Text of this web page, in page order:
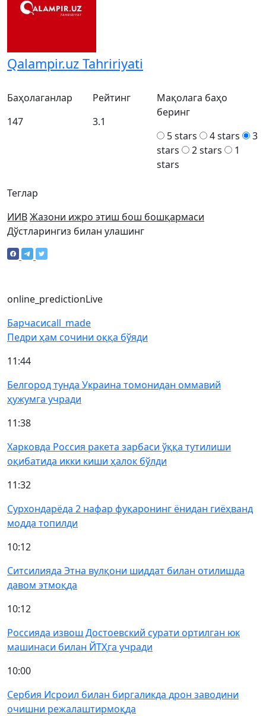
Qalampir.uz Tahririyati
Теглар
ИИВЖазони ижро этиш бош бошқармаси
Баҳолаганлар
147
Рейтинг
3.1
Мақолага баҳо
беринг
5 stars
4 stars
3
stars
2 stars
1
stars
Дўстларингиз билан улашинг
online_predictionLive
Барчасиcall_made
Педри ҳам сочини оққа бўяди
11:44
Белгород тунда Украина томонидан оммавий
ҳужумга учради
11:38
Харковда Россия ракета зарбаси ўққа тутилиши
оқибатида икки киши ҳалок бўлди
11:32
Сурхондарёда 2 нафар фуқаронинг ёнидан гиёҳванд
модда топилди
10:12
Ситсилияда Этна вулқони шиддат билан отилишда
давом этмоқда
10:12
Россияда извош Достоевский сурати ортилган юк
машинаси билан ЙТҲга учради
10:00
Сербия Исроил билан биргаликда дрон заводини
очишни режалаштирмоқда